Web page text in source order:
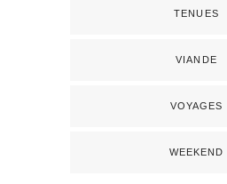
TENUES
VIANDE
VOYAGES
WEEKEND